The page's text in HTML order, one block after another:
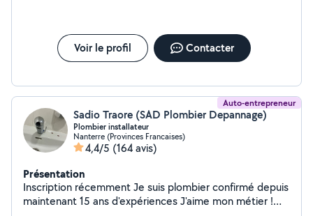
Voir le profil Contacter
Auto-entrepreneur
Sadio Traore (SAD Plombier Depannage)
Plombier installateur
Nanterre (Provinces Francaises)
4,4/5 (164 avis)
Présentation
Inscription récemment Je suis plombier confirmé depuis
maintenant 15 ans d'expériences J'aime mon métier !